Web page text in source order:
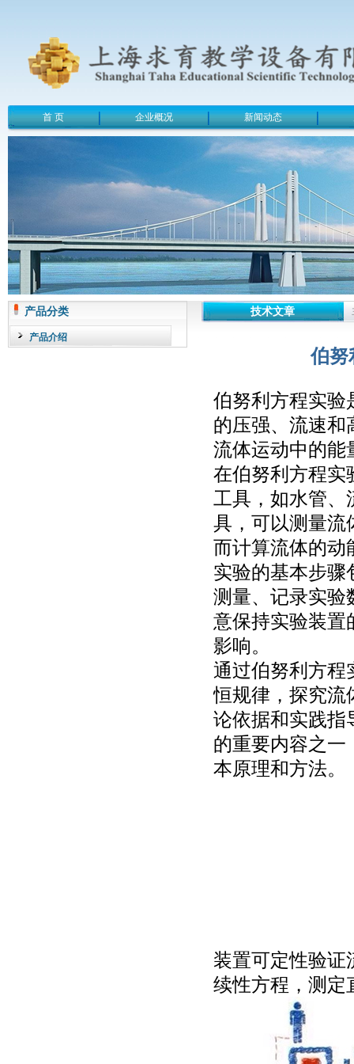
首 页 企业概况 新闻动态
产品分类
产品介绍
技术文章
伯努
伯努利方程实验
的压强、流速和
流体运动中的能
在伯努利方程实
工具，如水管、
具，可以测量流
而计算流体的动
实验的基本步骤
测量、记录实验
意保持实验装置
影响。
通过伯努利方程
恒规律，探究流
论依据和实践指
的重要内容之一
本原理和方法。
装置可定性验证
续性方程，测定